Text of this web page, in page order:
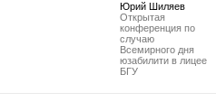
Юрий Шиляев
Открытая
конференция по
случаю
Всемирного дня
юзабилити в лицее
БГУ